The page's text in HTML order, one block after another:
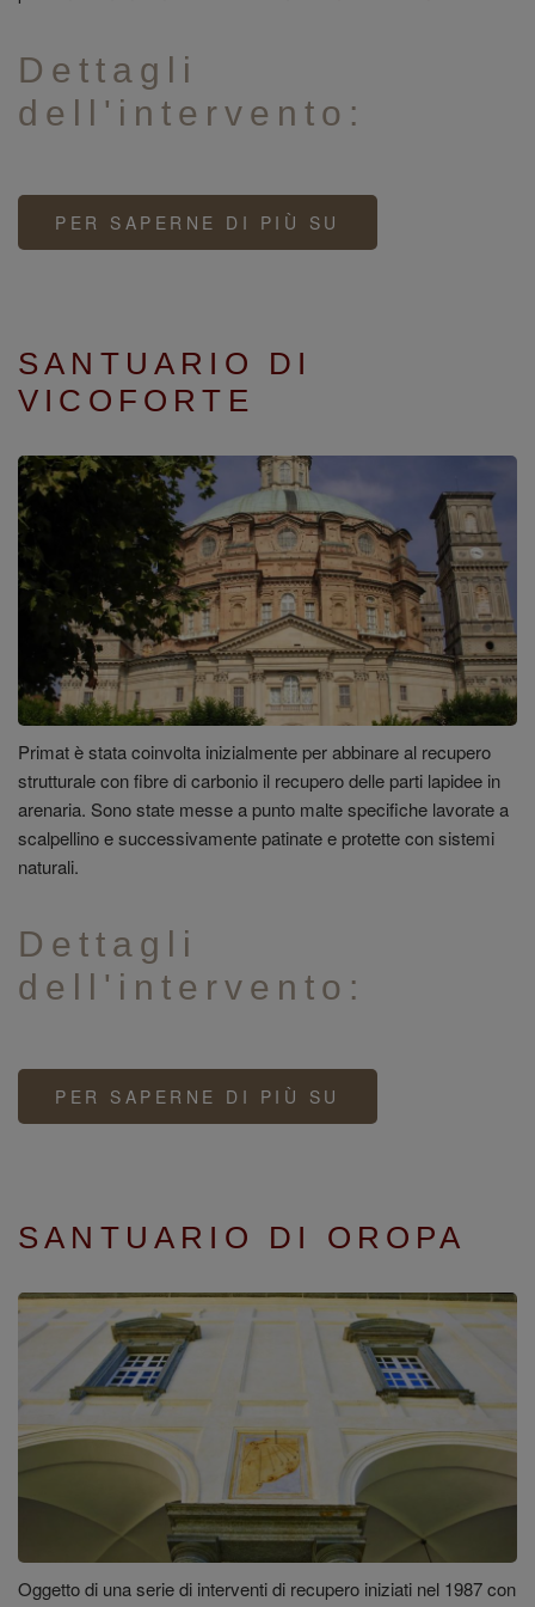
Dettagli
dell'intervento:
PER SAPERNE DI PIÙ SU
SAN
SANTUARIO DI
VICOFORTE
Primat è stata coinvolta inizialmente per abbinare al recupero
strutturale con fibre di carbonio il recupero delle parti lapidee in
arenaria. Sono state messe a punto malte specifiche lavorate a
scalpellino e successivamente patinate e protette con sistemi
naturali.
Dettagli
dell'intervento:
PER SAPERNE DI PIÙ SU
VICOFORTE
SANTUARIO DI OROPA
Oggetto di una serie di interventi di recupero iniziati nel 1987 con